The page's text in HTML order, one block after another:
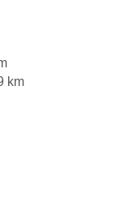
km